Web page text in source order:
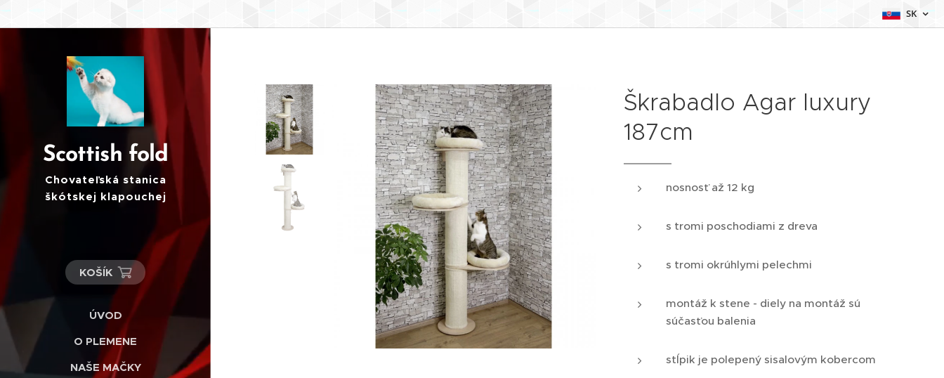
SK
Scottish fold
Chovateľská stanica
škótskej klapouchej
KOŠÍK
ÚVOD
O PLEMENE
NAŠE MAČKY
Škrabadlo Agar luxury
187cm
nosnosť až 12 kg
s tromi poschodiami z dreva
s tromi okrúhlymi pelechmi
montáž k stene - diely na montáž sú
súčasťou balenia
stĺpik je polepený sisalovým kobercom